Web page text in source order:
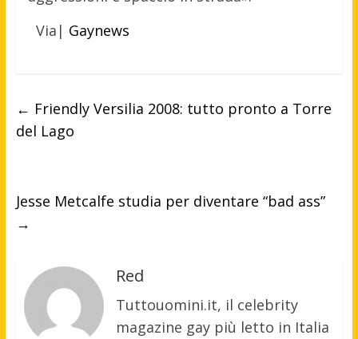
Via| Gaynews
← Friendly Versilia 2008: tutto pronto a Torre
del Lago
Jesse Metcalfe studia per diventare “bad ass”
→
Red
Tuttouomini.it, il celebrity
magazine gay più letto in Italia